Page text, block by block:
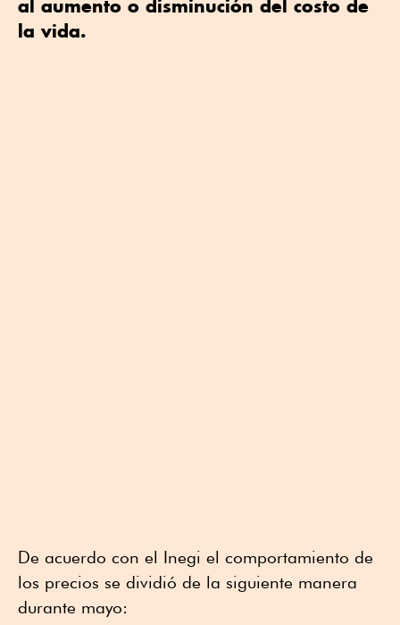
al aumento o disminución del costo de
la vida.
De acuerdo con el Inegi el comportamiento de
los precios se dividió de la siguiente manera
durante mayo: